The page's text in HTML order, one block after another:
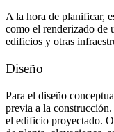
A la hora de planificar,
como el renderizado de
edificios y otras
Diseño
Para el diseño
previa a la
el edificio proyectado.